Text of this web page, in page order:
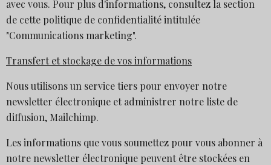
avec vous. Pour plus d'informations, consultez la section
de cette politique de confidentialité intitulée
"Communications marketing".
Transfert et stockage de vos informations
Nous utilisons un service tiers pour envoyer notre
newsletter électronique et administrer notre liste de
diffusion, Mailchimp.
Les informations que vous soumettez pour vous abonner à
notre newsletter électronique peuvent être stockées en